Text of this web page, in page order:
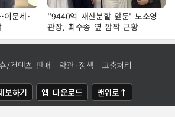
문세·
''9440억 재산분할 앞둔' 노소영
관장, 최수종 옆 깜짝 근황
/컨텐츠 판매 약관·정책 고충처리
보하기 앱 다운로드 맨위로↑